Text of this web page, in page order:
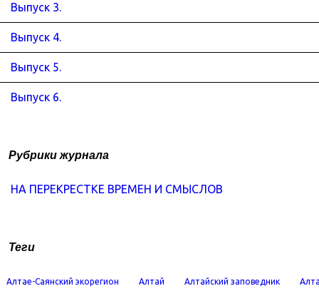
Выпуск 3.
Выпуск 4.
Выпуск 5.
Выпуск 6.
Рубрики журнала
НА ПЕРЕКРЕСТКЕ ВРЕМЕН И СМЫСЛОВ
Теги
Алтае-Саянский экорегион Алтай Алтайский заповедник